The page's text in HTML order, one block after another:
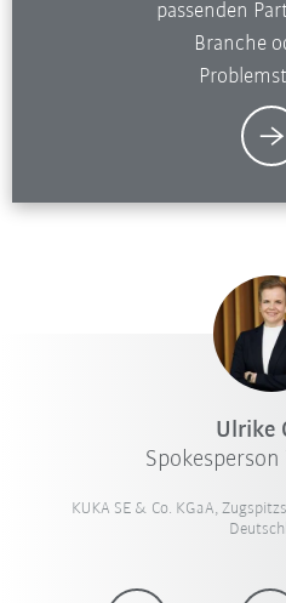
passenden
Branche
Ulrike
KUKA SE & Co. KGaA,